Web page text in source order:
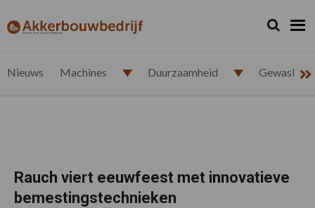
de
de
de
de
akkerbouwbedrijf.nl Zoeken...
Zoek
Nieuws Machines Duurzaamheid
Rauch viert eeuwfeest met innovatieve
bemestingstechnieken